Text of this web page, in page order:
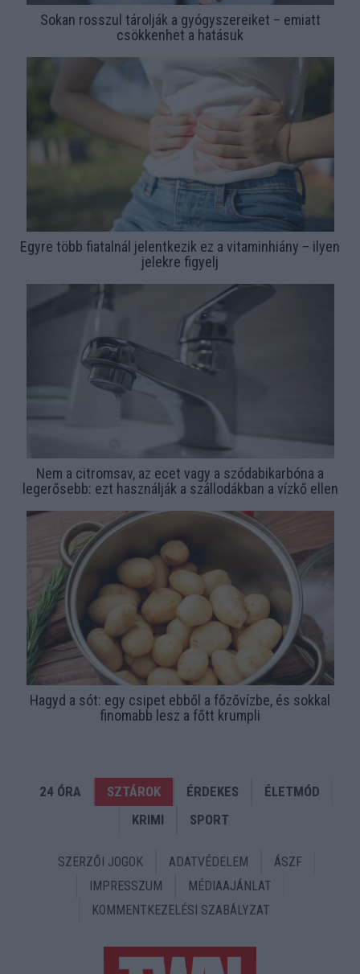
Sokan rosszul tárolják a gyógyszereiket – emiatt
csökkenhet a hatásuk
Egyre több fiatalnál jelentkezik ez a vitaminhiány – ilyen
jelekre figyelj
Nem a citromsav, az ecet vagy a szódabikarbóna a
legerősebb: ezt használják a szállodákban a vízkő ellen
Hagyd a sót: egy csipet ebből a főzővízbe, és sokkal
finomabb lesz a főtt krumpli
24 ÓRA SZTÁROK ÉRDEKES
ÉLETMÓD
KRIMI
SPORT
SZERZŐI JOGOK ADATVÉDELEM
ÁSZF
IMPRESSZUM
MÉDIAAJÁNLAT
KOMMENTKEZELÉSI SZABÁLYZAT